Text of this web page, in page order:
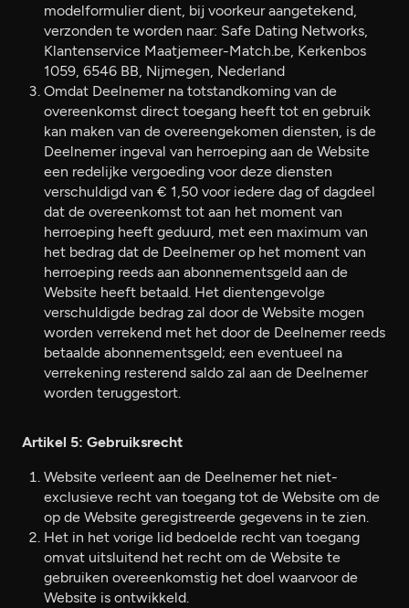
modelformulier dient, bij voorkeur aangetekend,
verzonden te worden naar: Safe Dating Networks,
Klantenservice Maatjemeer-Match.be, Kerkenbos
1059, 6546 BB, Nijmegen, Nederland
Omdat Deelnemer na totstandkoming van de
overeenkomst direct toegang heeft tot en gebruik
kan maken van de overeengekomen diensten, is de
Deelnemer ingeval van herroeping aan de Website
een redelijke vergoeding voor deze diensten
verschuldigd van € 1,50 voor iedere dag of dagdeel
dat de overeenkomst tot aan het moment van
herroeping heeft geduurd, met een maximum van
het bedrag dat de Deelnemer op het moment van
herroeping reeds aan abonnementsgeld aan de
Website heeft betaald. Het dientengevolge
verschuldigde bedrag zal door de Website mogen
worden verrekend met het door de Deelnemer reeds
betaalde abonnementsgeld; een eventueel na
verrekening resterend saldo zal aan de Deelnemer
worden teruggestort.
Artikel 5: Gebruiksrecht
Website verleent aan de Deelnemer het niet-
exclusieve recht van toegang tot de Website om de
op de Website geregistreerde gegevens in te zien.
Het in het vorige lid bedoelde recht van toegang
omvat uitsluitend het recht om de Website te
gebruiken overeenkomstig het doel waarvoor de
Website is ontwikkeld.